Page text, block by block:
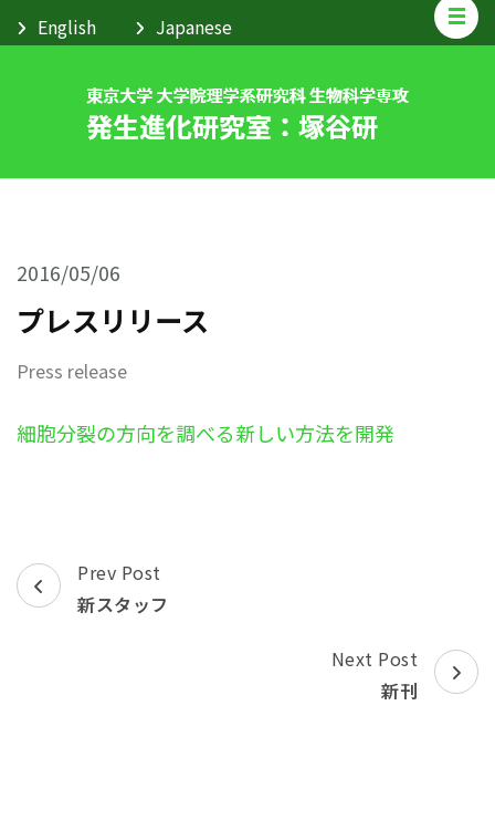
2016/05/06
プレスリリース
Press release
細胞分裂の方向を調べる新しい方法を開発
Post
Navigation
Prev Post
新スタッフ
Next Post
新刊